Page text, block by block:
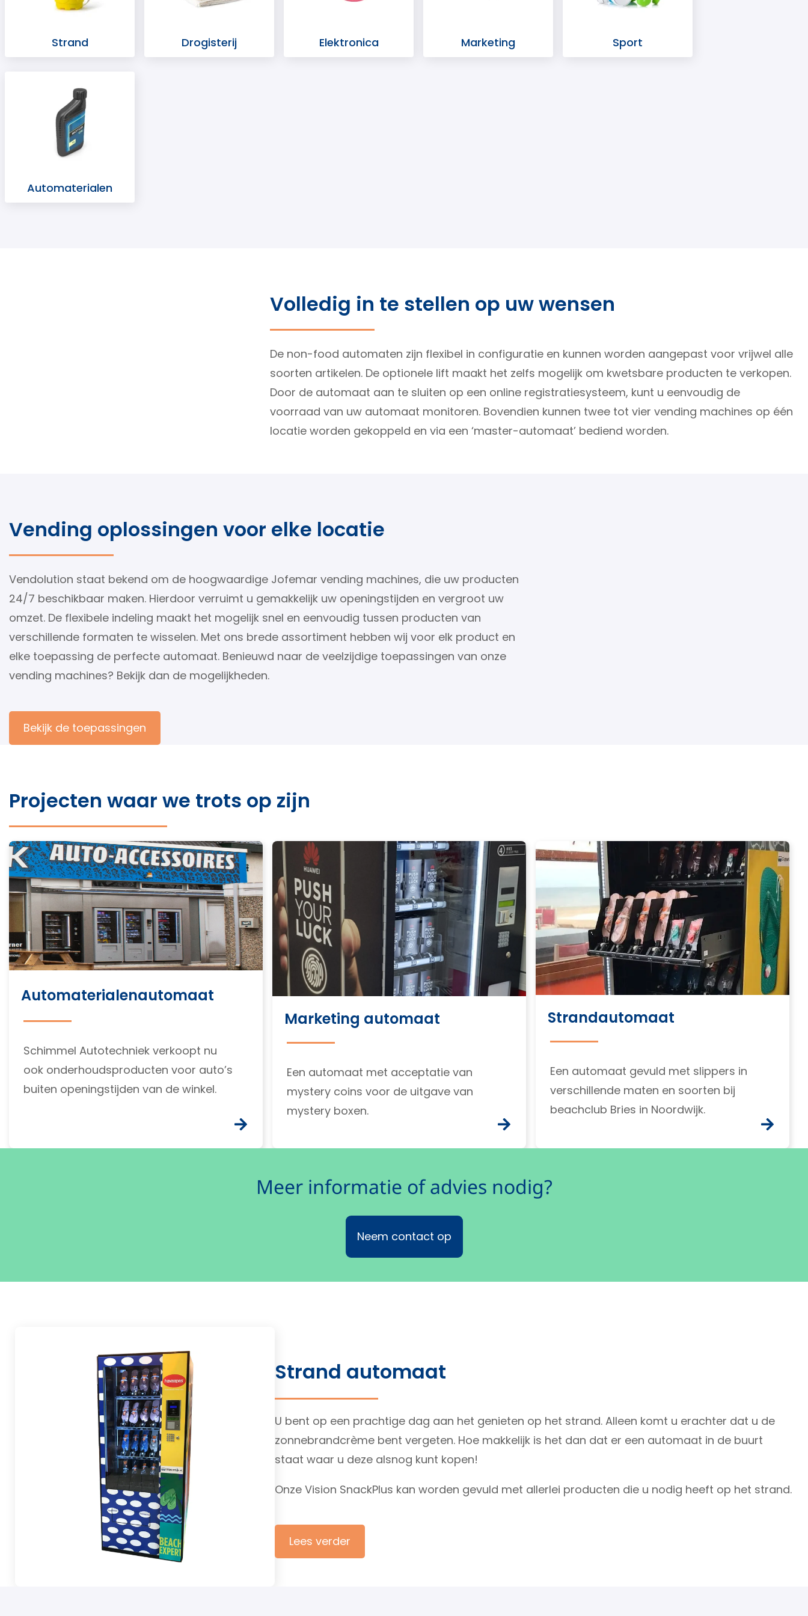
Strand Drogisterij Elektronica Marketing Sport
Automaterialen
Volledig in te stellen op uw wensen
De non-food automaten zijn flexibel in configuratie en kunnen worden aangepast voor vrijwel alle
soorten artikelen. De optionele lift maakt het zelfs mogelijk om kwetsbare producten te verkopen.
Door de automaat aan te sluiten op een online registratiesysteem, kunt u eenvoudig de
voorraad van uw automaat monitoren. Bovendien kunnen twee tot vier vending machines op één
locatie worden gekoppeld en via een ‘master-automaat’ bediend worden.
Vending oplossingen voor elke locatie
Vendolution staat bekend om de hoogwaardige Jofemar vending machines, die uw producten
24/7 beschikbaar maken. Hierdoor verruimt u gemakkelijk uw openingstijden en vergroot uw
omzet. De flexibele indeling maakt het mogelijk snel en eenvoudig tussen producten van
verschillende formaten te wisselen. Met ons brede assortiment hebben wij voor elk product en
elke toepassing de perfecte automaat. Benieuwd naar de veelzijdige toepassingen van onze
vending machines? Bekijk dan de mogelijkheden.
Bekijk de toepassingen
Projecten waar we trots op zijn
Automaterialenautomaat
Schimmel Autotechniek verkoopt nu
ook onderhoudsproducten voor auto’s
buiten openingstijden van de winkel.
Marketing automaat
Een automaat met acceptatie van
mystery coins voor de uitgave van
mystery boxen.
Strandautomaat
Een automaat gevuld met slippers in
verschillende maten en soorten bij
beachclub Bries in Noordwijk.
Meer informatie of advies nodig?
Neem contact op
Strand automaat
U bent op een prachtige dag aan het genieten op het strand. Alleen komt u erachter dat u de
zonnebrandcrème bent vergeten. Hoe makkelijk is het dan dat er een automaat in de buurt
staat waar u deze alsnog kunt kopen!
Onze Vision SnackPlus kan worden gevuld met allerlei producten die u nodig heeft op het strand.
Lees verder